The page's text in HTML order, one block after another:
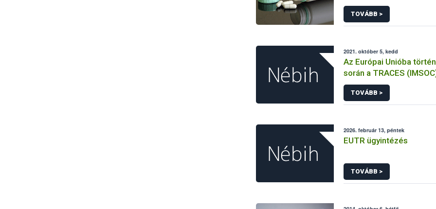
rendelet és a fogyasztók
élelmiszerekkel
tájékoztatásáról szóló
összehangolásáról szóló AÉM –
Nébih szakmai álláspont
TOVÁBB >
2021. október 5, kedd
Az Európai Unióba
során a TRACES
rendszerben kiállított
Egészségügyi
KEBO-D (angolul:
TOVÁBB >
2026. február 13, péntek
EUTR ügyintézés
TOVÁBB >